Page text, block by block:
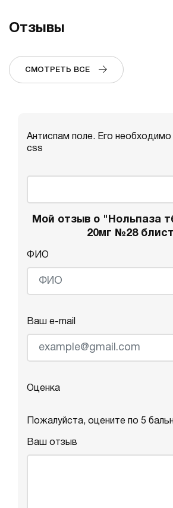
Отзывы
СМОТРЕТЬ ВСЕ
Антиспам поле. Его необходимо
css
Мой отзыв о "Нольпаза
20мг №28
ФИО
Ваш e-mail
Оценка
Пожалуйста, оцените по 5
Ваш отзыв